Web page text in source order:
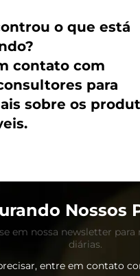
o que está
contato com
para
sobre os
Nossos
em nossa newsletter para
diárias.
entre em contato